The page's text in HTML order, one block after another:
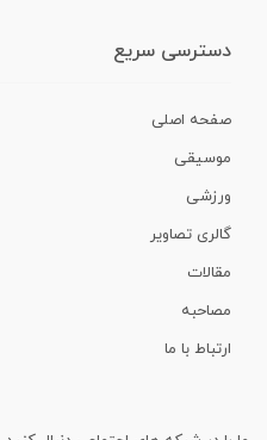
دسترسی سریع
صفحه اصلی
موسیقی
ورزشی
گالری تصاویر
مقالات
مصاحبه
ارتباط با ما